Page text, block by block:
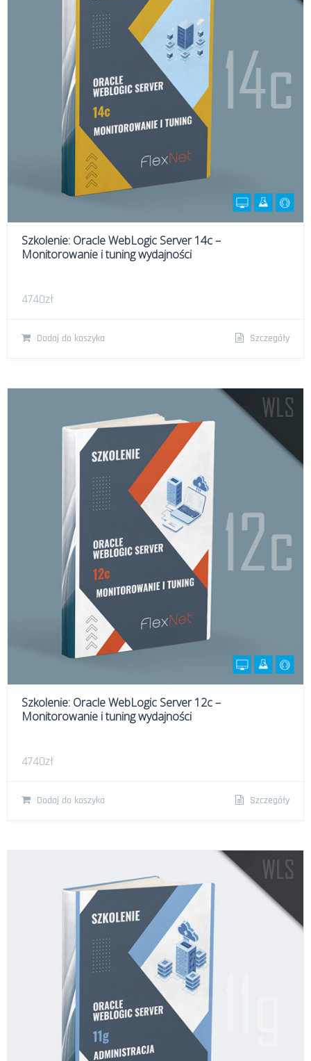
Szkolenie: Oracle WebLogic Server 14c –
Monitorowanie i tuning wydajności
4740zł
Dodaj do koszyka Szczegóły
Szkolenie: Oracle WebLogic Server 12c –
Monitorowanie i tuning wydajności
4740zł
Dodaj do koszyka Szczegóły